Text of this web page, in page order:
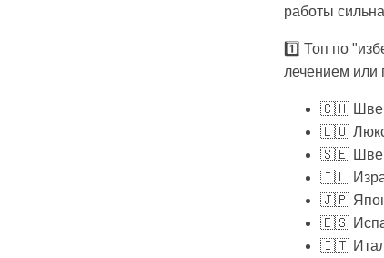
работы
1️⃣ Топ по
лечением или
🇨🇭
🇱🇺
🇸🇪
🇮🇱
🇯🇵
🇪🇸
🇮🇹